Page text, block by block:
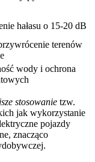
hałasu o 15-20 dB
terenów
wody i ochrona
stosowanie tzw.
jak wykorzystanie
pojazdy
znacząco